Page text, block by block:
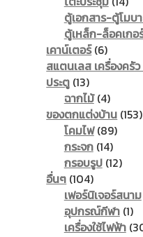
ตู้เอกสาร-ตู้โมบ
ตู้เหล็ก-ล็อคเกอ
เคาน์เตอร์ 66
สแตนเลส เครื่องครั
ประตู 1313
products
ฉากไม้ 44
products
ของตกแต่งบ้าน 153
โคมไฟ 8989
กระจก 1414
กรอบรูป 1212
อื่นๆ 104104
products
เฟอร์นิเจอร์สนาม
อุปกรณ์กีฬา 11
เครื่องใช้ไฟฟ้า